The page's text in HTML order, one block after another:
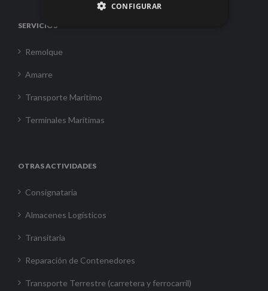
SERVICIOS
Remolque
Amarre
Transporte Marítimo
Terminales Marítimas
OTRAS ACTIVIDADES
Consignataria
Almacenes Logísticos
Transitaria
Reparación de Contenedores
Transporte Terrestre (carretera y ferrocarril)
CONFIGURAR